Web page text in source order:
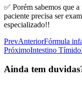
✅ Porém sabemos que
paciente precisa ser
especializado!!
PrevAnteriorFórmula
PróximoIntestino Tímido
Ainda tem